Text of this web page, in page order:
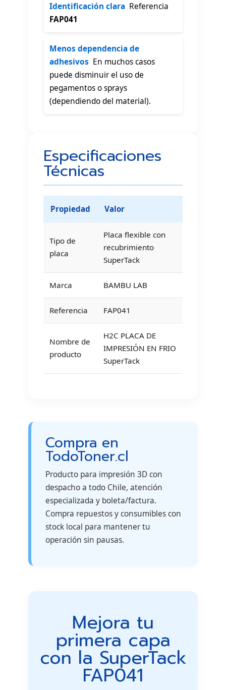
Identificación clara  Referencia
FAP041
Menos dependencia de
adhesivos  En muchos casos
puede disminuir el uso de
pegamentos o sprays
(dependiendo del material).
Especificaciones
Técnicas
Propiedad Valor
Tipo de
placa
Placa flexible con
recubrimiento
SuperTack
Marca BAMBU LAB
Referencia FAP041
Nombre de
producto
H2C PLACA DE
IMPRESIÓN EN FRIO
SuperTack
Compra en
TodoToner.cl
Producto para impresión 3D con
despacho a todo Chile, atención
especializada y boleta/factura.
Compra repuestos y consumibles con
stock local para mantener tu
operación sin pausas.
Mejora tu
primera capa
con la SuperTack
FAP041